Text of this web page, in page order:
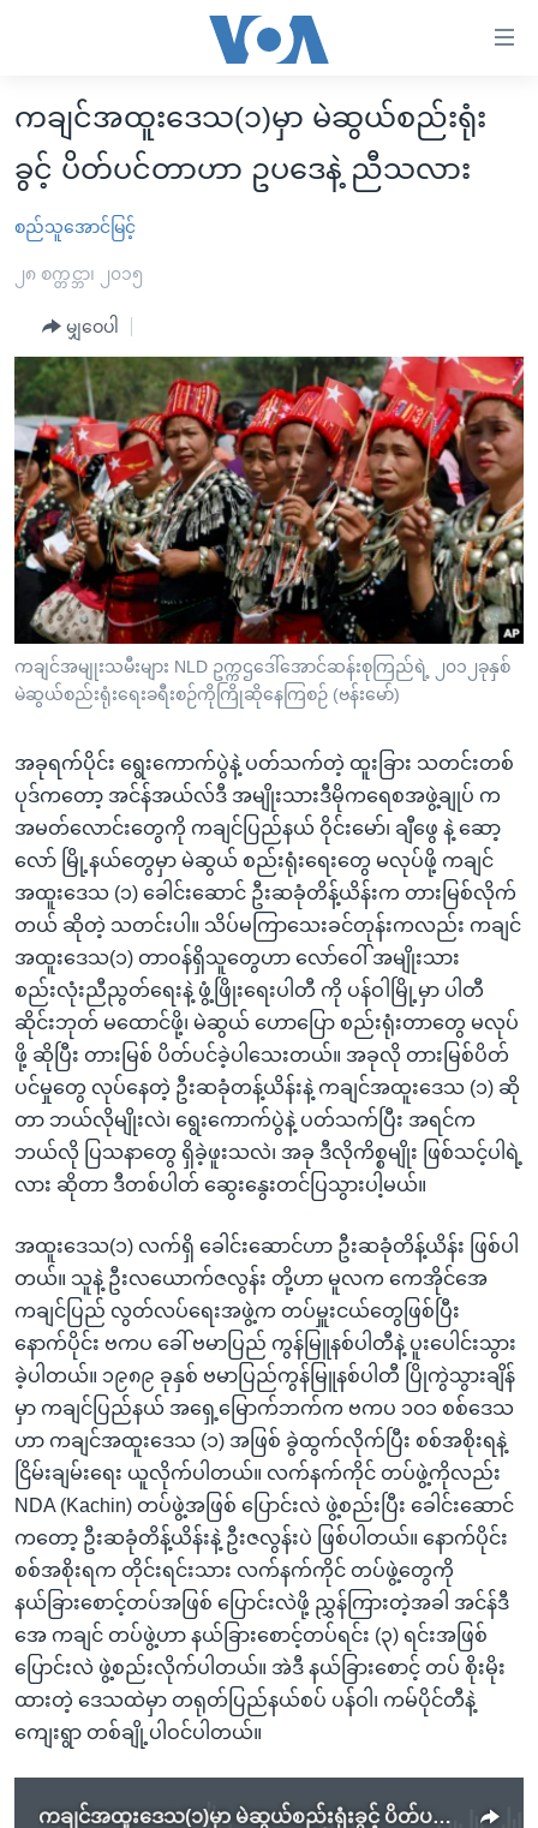
လွယ်ကူ
သည့်
Link
များ
ကျော်
ကြည့်
ရန်
ပင်မ
အ
ညွန်း
စာမျက်နှာ
သို့
ကျော်
ကြည့်
ရှာဖွေ
ရန်
နေရာ
သို့
ကျော်
ရန်
မူလစာမျက်နှာ
မြန်မာ
ကမ္ဘာ့သတင်းများ
တရုတ်
အစ္စရေး-ပါလက်စတိုင်း
ရပ်ဝန်းတခု လမ်းတခု အလွန်
အင်္ဂလိပ်စာလေ့လာမယ်
အမေရိကန်သုံးအီဒီယံ
မကြေးမုံရဲ့ အင်္ဂလိပ်စာ
ရုပ်ရှင်ထဲက အင်္ဂလိပ်စာ
သုတပဒေသာ အင်္ဂလိပ်စာ
အပတ်စဉ်ကဏ္ဍများ
ရေဒီယို
တီဗွီ
ရေဒီယိုနှင့်ရုပ်သံ အချက်အလက်များ
ရေဒီယို/တီဗွီအစီအစဉ်
Learning English
ဗွီအိုအေ လူမှုကွန်ယက်များ
ဘာသာစကားများ
ကချင်အထူးဒေသ(၁)မှာ မဲဆွယ်စည်းရုံး
ခွင့် ပိတ်ပင်တာဟာ ဥပဒေနဲ့ ညီသလား
စည်သူအောင်မြင့်
၂၈ စက္တင္ဘာ၊ ၂၀၁၅
မျှဝေပါ
ကချင်အမျုးသမီးများ NLD ဥက္ကဌဒေါ်အောင်ဆန်းစုကြည်ရဲ့ ၂၀၁၂ခုနှစ်
မဲဆွယ်စည်းရုံးရေးခရီးစဉ်ကိုကြိုဆိုနေကြစဉ် (ဗန်းမော်)
အခုရက်ပိုင်း ရွေးကောက်ပွဲနဲ့ ပတ်သက်တဲ့ ထူးခြား သတင်းတစ်
ပုဒ်ကတော့ အင်န်အယ်လ်ဒီ အမျိုးသားဒီမိုကရေစအဖွဲ့ချုပ် က
အမတ်လောင်းတွေကို ကချင်ပြည်နယ် ဝိုင်းမော်၊ ချီဖွေ နဲ့ ဆော့
လော် မြို့နယ်တွေမှာ မဲဆွယ် စည်းရုံးရေးတွေ မလုပ်ဖို့ ကချင်
အထူးဒေသ (၁) ခေါင်းဆောင် ဦးဆခုံတိန့်ယိန်းက တားမြစ်လိုက်
တယ် ဆိုတဲ့ သတင်းပါ။ သိပ်မကြာသေးခင်တုန်းကလည်း ကချင်
အထူးဒေသ(၁) တာဝန်ရှိသူတွေဟာ လော်ဝေါ် အမျိုးသား
စည်းလုံးညီညွတ်ရေးနဲ့ ဖွံ့ဖြိုးရေးပါတီ ကို ပန်ဝါမြို့မှာ ပါတီ
ဆိုင်းဘုတ် မထောင်ဖို့၊ မဲဆွယ် ဟောပြော စည်းရုံးတာတွေ မလုပ်
ဖို့ ဆိုပြီး တားမြစ် ပိတ်ပင်ခဲ့ပါသေးတယ်။ အခုလို တားမြစ်ပိတ်
ပင်မှုတွေ လုပ်နေတဲ့ ဦးဆခုံတန့်ယိန်းနဲ့ ကချင်အထူးဒေသ (၁) ဆို
တာ ဘယ်လိုမျိုးလဲ၊ ရွေးကောက်ပွဲနဲ့ ပတ်သက်ပြီး အရင်က
ဘယ်လို ပြသနာတွေ ရှိခဲ့ဖူးသလဲ၊ အခု ဒီလိုကိစ္စမျိုး ဖြစ်သင့်ပါရဲ့
လား ဆိုတာ ဒီတစ်ပါတ် ဆွေးနွေးတင်ပြသွားပါ့မယ်။
အထူးဒေသ(၁) လက်ရှိ ခေါင်းဆောင်ဟာ ဦးဆခုံတိန့်ယိန်း ဖြစ်ပါ
တယ်။ သူနဲ့ ဦးလယောက်ဇလွန်း တို့ဟာ မူလက ကေအိုင်အေ
ကချင်ပြည် လွတ်လပ်ရေးအဖွဲ့က တပ်မှူးငယ်တွေဖြစ်ပြီး
နောက်ပိုင်း ဗကပ ခေါ် ဗမာပြည် ကွန်မြူနစ်ပါတီနဲ့ ပူးပေါင်းသွား
ခဲ့ပါတယ်။ ၁၉၈၉ ခုနှစ် ဗမာပြည်ကွန်မြူနစ်ပါတီ ပြိုကွဲသွားချိန်
မှာ ကချင်ပြည်နယ် အရှေ့မြောက်ဘက်က ဗကပ ၁၀၁ စစ်ဒေသ
ဟာ ကချင်အထူးဒေသ (၁) အဖြစ် ခွဲထွက်လိုက်ပြီး စစ်အစိုးရနဲ့
ငြိမ်းချမ်းရေး ယူလိုက်ပါတယ်။ လက်နက်ကိုင် တပ်ဖွဲ့ကိုလည်း
NDA (Kachin) တပ်ဖွဲ့အဖြစ် ပြောင်းလဲ ဖွဲ့စည်းပြီး ခေါင်းဆောင်
ကတော့ ဦးဆခုံတိန့်ယိန်းနဲ့ ဦးဇလွန်းပဲ ဖြစ်ပါတယ်။ နောက်ပိုင်း
စစ်အစိုးရက တိုင်းရင်းသား လက်နက်ကိုင် တပ်ဖွဲ့တွေကို
နယ်ခြားစောင့်တပ်အဖြစ် ပြောင်းလဲဖို့ ညွှန်ကြားတဲ့အခါ အင်န်ဒီ
အေ ကချင် တပ်ဖွဲ့ဟာ နယ်ခြားစောင့်တပ်ရင်း (၃) ရင်းအဖြစ်
ပြောင်းလဲ ဖွဲ့စည်းလိုက်ပါတယ်။ အဲဒီ နယ်ခြားစောင့် တပ် စိုးမိုး
ထားတဲ့ ဒေသထဲမှာ တရုတ်ပြည်နယ်စပ် ပန်ဝါ၊ ကမ်ပိုင်တီနဲ့
ကျေးရွာ တစ်ချို့ပါဝင်ပါတယ်။
ကချင်အထူးဒေသ(၁)မှာ မဲဆွယ်စည်းရုံးခွင့် ပိတ်ပင်တာဟာ ဥပဒေနဲ့ ညီသလား